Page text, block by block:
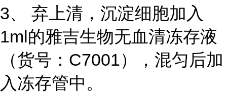
3、 弃上清，沉淀细胞加入
1ml的雅吉生物无血清冻存液
（货号：C7001），混匀后加
入冻存管中。